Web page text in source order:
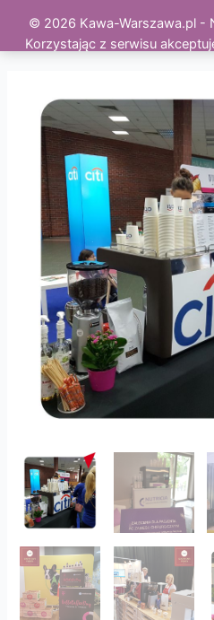
© 2026 Kawa-Warszawa.pl -
Korzystając z serwisu
content